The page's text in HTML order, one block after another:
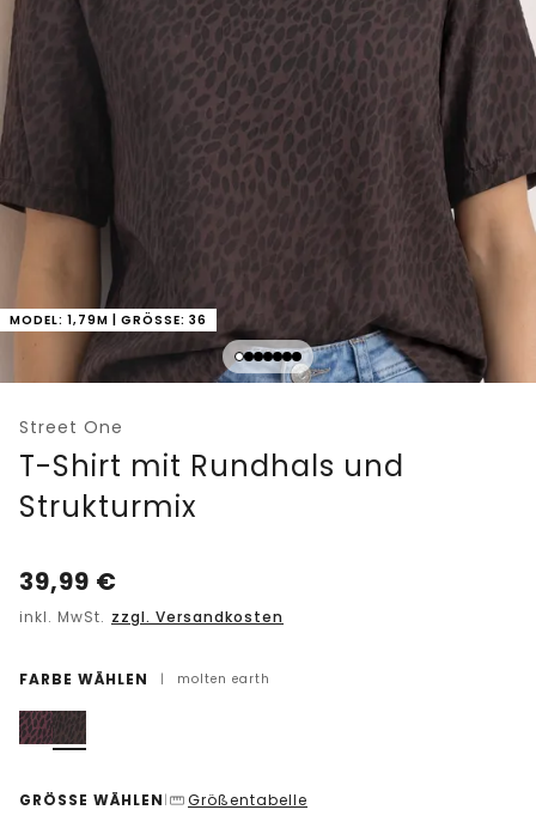
MODEL: 1,79M | GRÖSSE: 36
Street One
T-Shirt mit Rundhals und
Strukturmix
39,99 €
inkl. MwSt. zzgl. Versandkosten
FARBE WÄHLEN | molten earth
GRÖSSE WÄHLEN | Größentabelle